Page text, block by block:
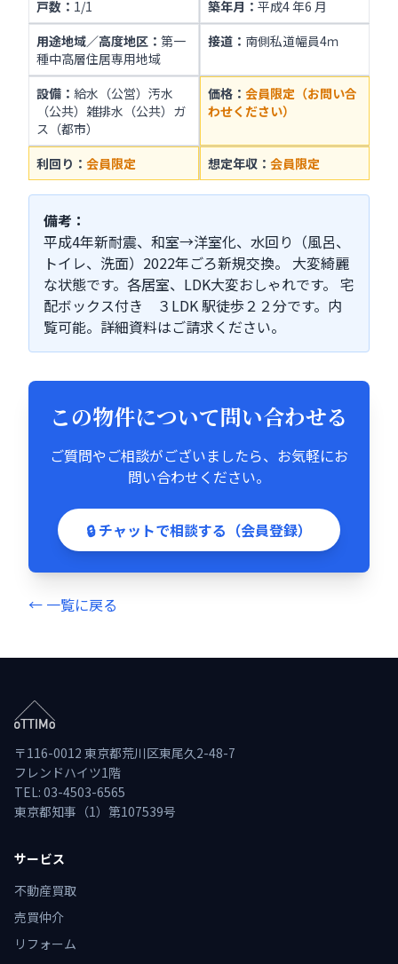
戸数： 1/1 築年月： 平成4 年6 月
用途地域／高度地区： 第一
種中高層住居専用地域
接道： 南側私道幅員4ｍ
設備： 給水（公営）汚水
（公共）雑排水（公共）ガ
ス（都市）
価格： 会員限定（お問い合
わせください）
利回り： 会員限定 想定年収： 会員限定
備考：
平成4年新耐震、和室→洋室化、水回り（風呂、
トイレ、洗面）2022年ごろ新規交換。 大変綺麗
な状態です。各居室、LDK大変おしゃれです。 宅
配ボックス付き ３LDK 駅徒歩２２分です。内
覧可能。詳細資料はご請求ください。
この物件について問い合わせる
ご質問やご相談がございましたら、お気軽にお
問い合わせください。
🔒 チャットで相談する（会員登録）
← 一覧に戻る
〒116-0012 東京都荒川区東尾久2-48-7
フレンドハイツ1階
TEL: 03-4503-6565
東京都知事（1）第107539号
サービス
不動産買取
売買仲介
リフォーム